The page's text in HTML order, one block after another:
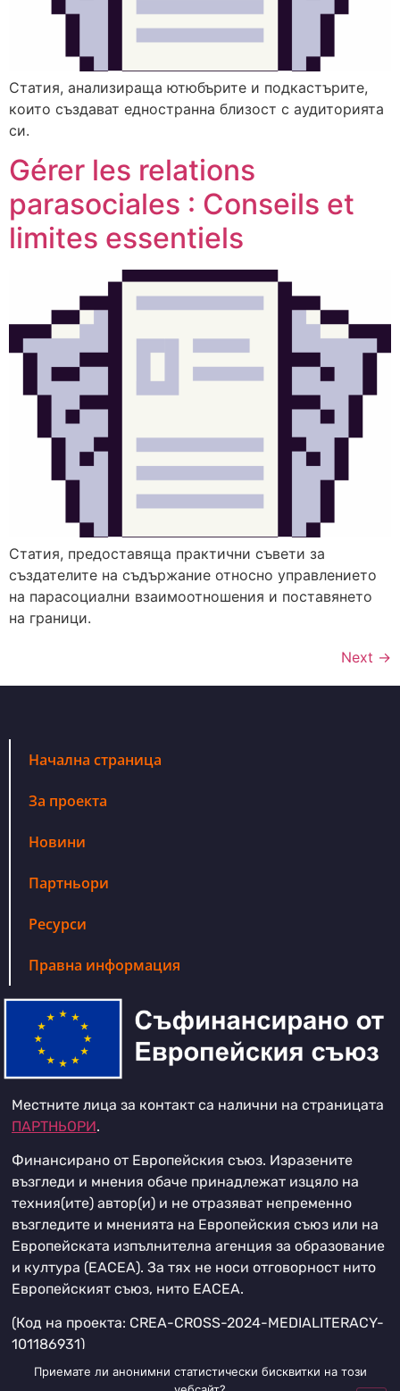
Статия, анализираща ютюбърите и подкастърите,
които създават едностранна близост с аудиторията
си.
Gérer les relations
parasociales : Conseils et
limites essentiels
Статия, предоставяща практични съвети за
създателите на съдържание относно управлението
на парасоциални взаимоотношения и поставянето
на граници.
Next →
Начална страница
За проекта
Новини
Партньори
Ресурси
Правна информация
Местните лица за контакт са налични на страницата
ПАРТНЬОРИ.
Финансирано от Европейския съюз. Изразените
възгледи и мнения обаче принадлежат изцяло на
техния(ите) автор(и) и не отразяват непременно
възгледите и мненията на Европейския съюз или на
Европейската изпълнителна агенция за образование
и култура (EACEA). За тях не носи отговорност нито
Европейският съюз, нито EACEA.
(Код на проекта: CREA-CROSS-2024-MEDIALITERACY-
101186931)
Приемате ли анонимни статистически бисквитки на този